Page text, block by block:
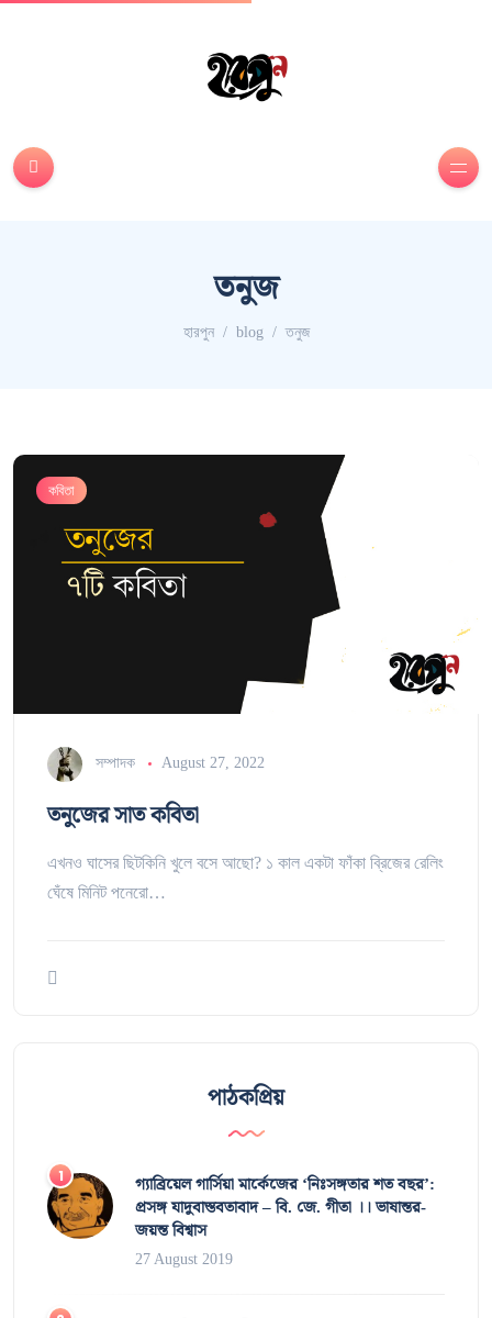
তনুজ
হারপুন blog তনুজ
কবিতা
সম্পাদক August 27, 2022
তনুজের সাত কবিতা
এখনও ঘাসের ছিটকিনি খুলে বসে আছো? ১ কাল একটা ফাঁকা ব্রিজের রেলিং
ঘেঁষে মিনিট পনেরো…
পাঠকপ্রিয়
গ্যাব্রিয়েল গার্সিয়া মার্কেজের ‘নিঃসঙ্গতার শত বছর’:
প্রসঙ্গ যাদুবাস্তবতাবাদ – বি. জে. গীতা ।। ভাষান্তর-
জয়ন্ত বিশ্বাস
27 August 2019